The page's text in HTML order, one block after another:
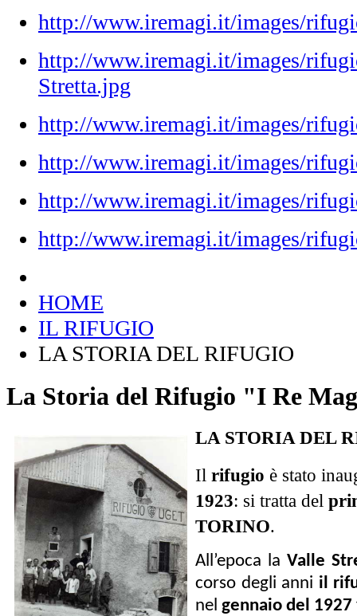
http://www.iremagi.it/images/
http://www.iremagi.it/images/
Stretta.jpg
http://www.iremagi.it/images/
http://www.iremagi.it/images/
http://www.iremagi.it/images/
http://www.iremagi.it/images/
HOME
IL RIFUGIO
LA STORIA DEL RIFUGIO
La Storia del Rifugio "I Re
LA STORIA DEL
Il rifugio è stato
1923: si tratta del
TORINO.
All’epoca laValle
corso degli anni il
nelgennaio del 1927